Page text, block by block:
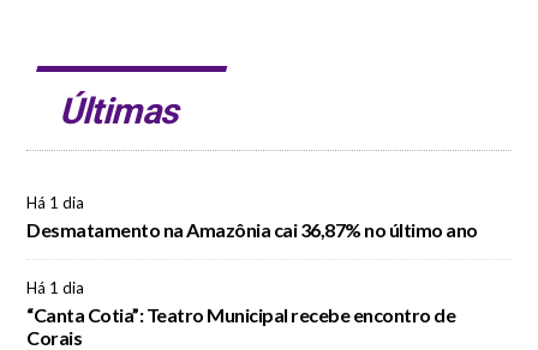
Últimas
Há 1 dia
Desmatamento na Amazônia cai 36,87% no último ano
Há 1 dia
“Canta Cotia”: Teatro Municipal recebe encontro de
Corais